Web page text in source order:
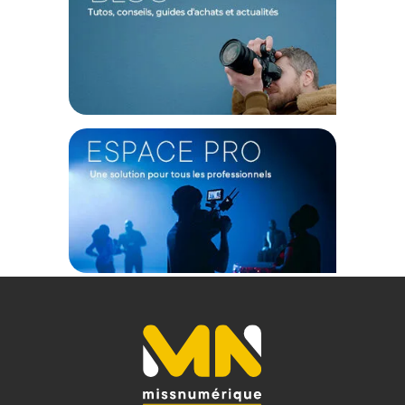
déclenchement entièrement repensé pour offrir une réponse
jamais une expression fugace ou un mouvement rapide.
Cette vivacité mécanique s'associe à la technologie Quick
Draw, un système de gestion d'énergie intelligent qui plonge
le système en veille prolongée lors des phases d'inactivité.
Une simple pression sur le déclencheur suffit à le réveiller
instantanément. Combiné à une gestion de l'alimentation
permettant de réaliser environ cinq cents prises de vue par
charge, ce système vous permet de documenter de longues
journées d'exploration en toute sérénité.
Ergonomie optimisée et nouvelles possibilités créatives
Le design de cette seconde génération a été affiné de 15 %
dans son épaisseur, ce qui bonifie considérablement sa
préhension et sa compacité. Pour les photographes
l'utilisation de filtres tiers. Vous pouvez ainsi visser des filtres
de diffusion pour adoucir le piqué de l'image, des bonnettes
macro ou des filtres étoilés pour modifier la dynamique de la
lumière entrante. L'appareil prend également en compte les
jeunes utilisateurs avec l'intégration du système Camp Lock.